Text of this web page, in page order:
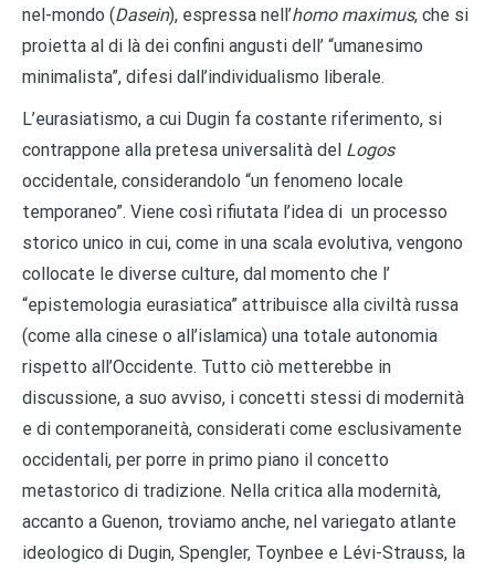
nel-mondo (Dasein), espressa nell’homo maximus, che si
proietta al di là dei confini angusti dell’ “umanesimo
minimalista”, difesi dall’individualismo liberale.
L’eurasiatismo, a cui Dugin fa costante riferimento, si
contrappone alla pretesa universalità del Logos
occidentale, considerandolo “un fenomeno locale
temporaneo”. Viene così rifiutata l’idea di un processo
storico unico in cui, come in una scala evolutiva, vengono
collocate le diverse culture, dal momento che l’
“epistemologia eurasiatica” attribuisce alla civiltà russa
(come alla cinese o all’islamica) una totale autonomia
rispetto all’Occidente. Tutto ciò metterebbe in
discussione, a suo avviso, i concetti stessi di modernità
e di contemporaneità, considerati come esclusivamente
occidentali, per porre in primo piano il concetto
metastorico di tradizione. Nella critica alla modernità,
accanto a Guenon, troviamo anche, nel variegato atlante
ideologico di Dugin, Spengler, Toynbee e Lévi-Strauss, la